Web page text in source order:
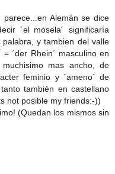
Alemán se dice
´el mosela´ significaría
y tambien del valle
´der Rhein´ masculino en
mas ancho, de
feminio y ´ameno´ de
también en castellano
not posible my friends:-))
(Quedan los mismos sin